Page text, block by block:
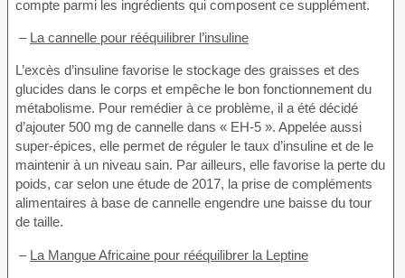
compte parmi les ingrédients qui composent ce supplément.
– La cannelle pour rééquilibrer l’insuline
L’excès d’insuline favorise le stockage des graisses et des
glucides dans le corps et empêche le bon fonctionnement du
métabolisme. Pour remédier à ce problème, il a été décidé
d’ajouter 500 mg de cannelle dans « EH-5 ». Appelée aussi
super-épices, elle permet de réguler le taux d’insuline et de le
maintenir à un niveau sain. Par ailleurs, elle favorise la perte du
poids, car selon une étude de 2017, la prise de compléments
alimentaires à base de cannelle engendre une baisse du tour
de taille.
– La Mangue Africaine pour rééquilibrer la Leptine